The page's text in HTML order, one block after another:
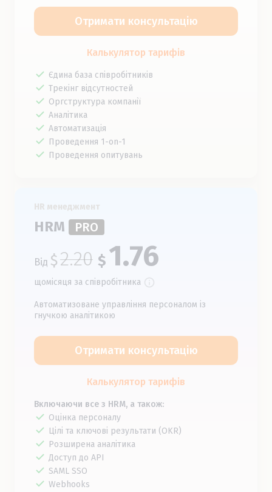
Отримати консультацію
Калькулятор тарифів
Єдина база співробітників
Трекінг відсутностей
Оргструктура компанії
Аналітика
Автоматизація
Проведення 1-on-1
Проведення опитувань
HR менеджмент
HRM PRO
Від $2.20 $ 1.76
щомісяця за співробітника
Автоматизоване управління персоналом із
гнучкою аналітикою
Отримати консультацію
Калькулятор тарифів
Включаючи все з HRM, а також:
Оцінка персоналу
Цілі та ключові результати (OKR)
Розширена аналітика
Доступ до API
SAML SSO
Webhooks